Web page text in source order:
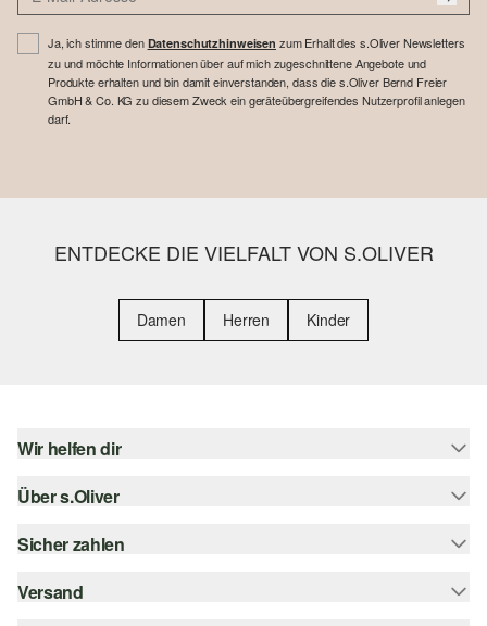
Ja, ich stimme den Datenschutzhinweisen zum Erhalt des s.Oliver Newsletters
zu und möchte Informationen über auf mich zugeschnittene Angebote und
Produkte erhalten und bin damit einverstanden, dass die s.Oliver Bernd Freier
GmbH & Co. KG zu diesem Zweck ein geräteübergreifendes Nutzerprofil anlegen
darf.
ENTDECKE DIE VIELFALT VON S.OLIVER
Damen Herren Kinder
Wir helfen dir
Hilfe & FAQ
Größenberatung
Über s.Oliver
Newsletter
s.Oliver Card
Sicher zahlen
Rechnung
Versand